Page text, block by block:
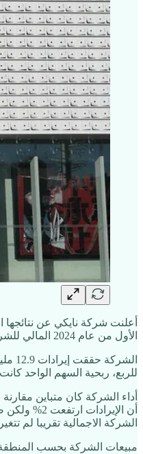
أعلنت شركة نايكي عن نتائجها
الأول من عام 2024 المالي للشركة والذي يبدأ من 1 يونيو
للربع، ربحية السهم الواحد كانت 0.94$
أداء الشركة كان متباين
الشركة الاجمالية تقريبا لم تتغير
مبيعات الشركة بحسب